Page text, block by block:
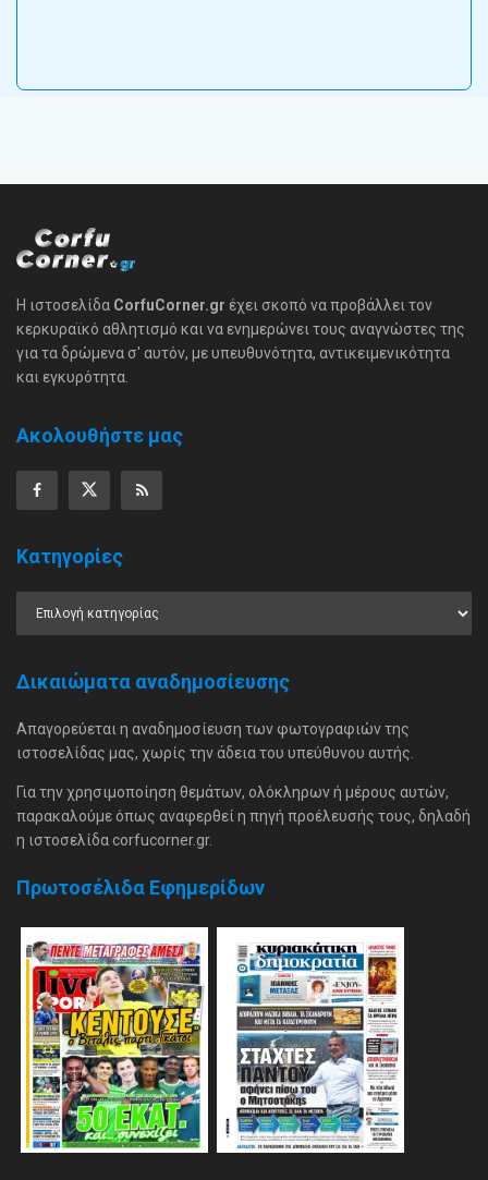
Η ιστοσελίδα CorfuCorner.gr έχει σκοπό να προβάλλει τον
κερκυραϊκό αθλητισμό και να ενημερώνει τους αναγνώστες της
για τα δρώμενα σ' αυτόν, με υπευθυνότητα, αντικειμενικότητα
και εγκυρότητα.
Ακολουθήστε μας
Κατηγορίες
Δικαιώματα αναδημοσίευσης
Απαγορεύεται η αναδημοσίευση των φωτογραφιών της
ιστοσελίδας μας, χωρίς την άδεια του υπεύθυνου αυτής.
Για την χρησιμοποίηση θεμάτων, ολόκληρων ή μέρους αυτών,
παρακαλούμε όπως αναφερθεί η πηγή προέλευσής τους, δηλαδή
η ιστοσελίδα corfucorner.gr.
Πρωτοσέλιδα Εφημερίδων